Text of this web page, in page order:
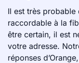
Il est très
raccordable à la
être certain, il est
votre adresse.
réponses